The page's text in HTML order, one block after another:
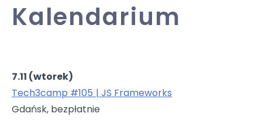
Kalendarium
7.11 (wtorek)
Tech3camp #105 | JS Frameworks
Gdańsk, bezpłatnie